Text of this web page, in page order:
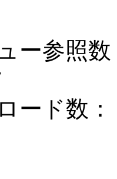
ー参照数
ード数：